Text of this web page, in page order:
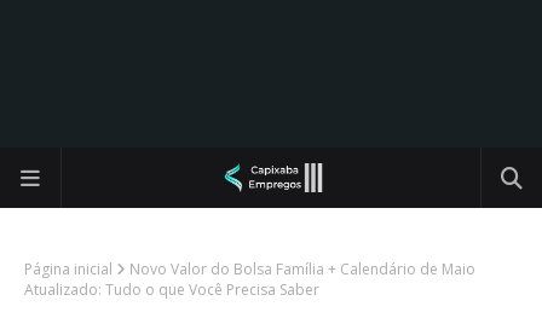
Página inicial
Novo Valor do Bolsa Família + Calendário de Maio
Atualizado: Tudo o que Você Precisa Saber